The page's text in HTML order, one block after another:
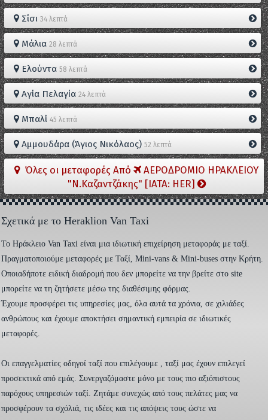
Σίσι 34 λεπτά
Μάλια 28 λεπτά
Ελούντα 58 λεπτά
Αγία Πελαγία 24 λεπτά
Μπαλί 45 λεπτά
Αμμουδάρα (Άγιος Νικόλαος) 52 λεπτά
Όλες οι μεταφορές Από
ΑΕΡΟΔΡΟΜΙΟ ΗΡΑΚΛΕΙΟΥ
"Ν.Καζαντζάκης" [IATA: HER]
Σχετικά με το Heraklion Van Taxi
To Ηράκλειο Van Taxi είναι μια ιδιωτική επιχείρηση μεταφοράς με ταξί.
Πραγματοποιούμε μεταφορές με Ταξί, Mini-vans & Mini-buses στην Κρήτη.
Οποιαδήποτε ειδική διαδρομή που δεν μπορείτε να την βρείτε στο site
μπορείτε να τη ζητήσετε μέσω της διαθέσιμης φόρμας.
Έχουμε προσφέρει τις υπηρεσίες μας, όλα αυτά τα χρόνια, σε χιλιάδες
ανθρώπους και έχουμε αποκτήσει σημαντική εμπειρία σε ιδιωτικές
μεταφορές.
Οι επαγγελματίες οδηγοί ταξί που επιλέγουμε , ταξί μας έχουν επιλεγεί
προσεκτικά από εμάς. Συνεργαζόμαστε μόνο με τους πιο αξιόπιστους
παρόχους υπηρεσιών ταξί. Ζητάμε συνεχώς από τους πελάτες μας να
προσφέρουν τα σχόλιά, τις ιδέες και τις απόψεις τους ώστε να